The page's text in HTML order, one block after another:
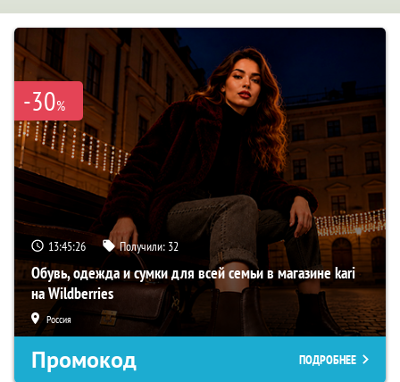
-30%
13:45:25 Получили: 32
Обувь, одежда и сумки для всей семьи в магазине kari
на Wildberries
Россия
Промокод ПОДРОБНЕЕ